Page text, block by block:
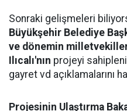
Sonraki gelişmeleri
Büyükşehir Belediye
ve dönemin
Ilıcalı'nın projeyi
gayret vd açıklamalarını
Projesinin Ulaştırma